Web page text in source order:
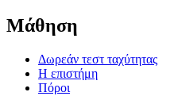
Μάθηση
Δωρεάν τεστ ταχύτητας
Η επιστήμη
Πόροι